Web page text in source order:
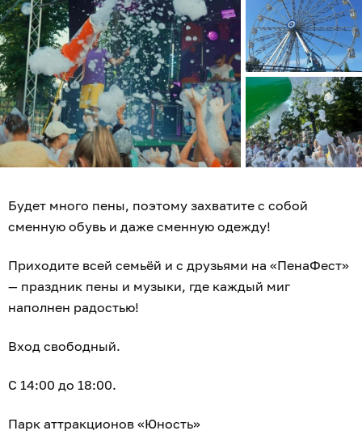
Будет много пены, поэтому захватите с собой
сменную обувь и даже сменную одежду!
Приходите всей семьёй и с друзьями на «ПенаФест»
— праздник пены и музыки, где каждый миг
наполнен радостью!
Вход свободный.
С 14:00 до 18:00.
Парк аттракционов «Юность»